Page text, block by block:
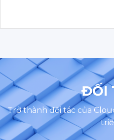
ĐỐI
Trở thành đối tác của